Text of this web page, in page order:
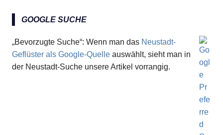
GOOGLE SUCHE
„Bevorzugte Suche“: Wenn man das Neustadt-
Geflüster als Google-Quelle auswählt, sieht man in
der Neustadt-Suche unsere Artikel vorrangig.